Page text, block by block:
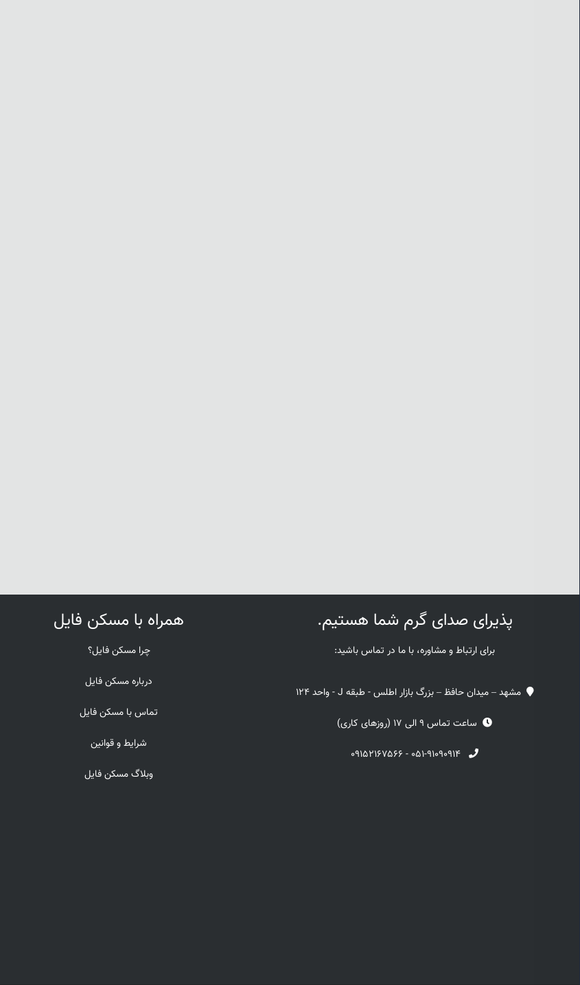
پذیرای صدای گرم شما هستیم.
برای ارتباط و مشاوره، با ما در تماس باشید:
مشهد – میدان حافظ – بزرگ بازار اطلس - طبقه J - واحد 124
ساعت تماس 9 الی 17 (روزهای کاری)
۰۵۱-۹۱۰۹۰۹۱۴ - ۰۹۱۵۲۱۶۷۵۶۶
همراه با مسکن فایل
چرا مسکن فایل؟
درباره مسکن فایل
تماس با مسکن فایل
شرایط و قوانین
وبلاگ مسکن فایل